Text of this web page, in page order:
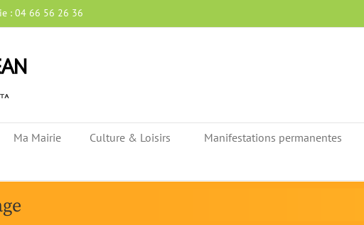
: 04 66 56 26 36
Ma Mairie Culture & Loisirs Manifestations permanentes